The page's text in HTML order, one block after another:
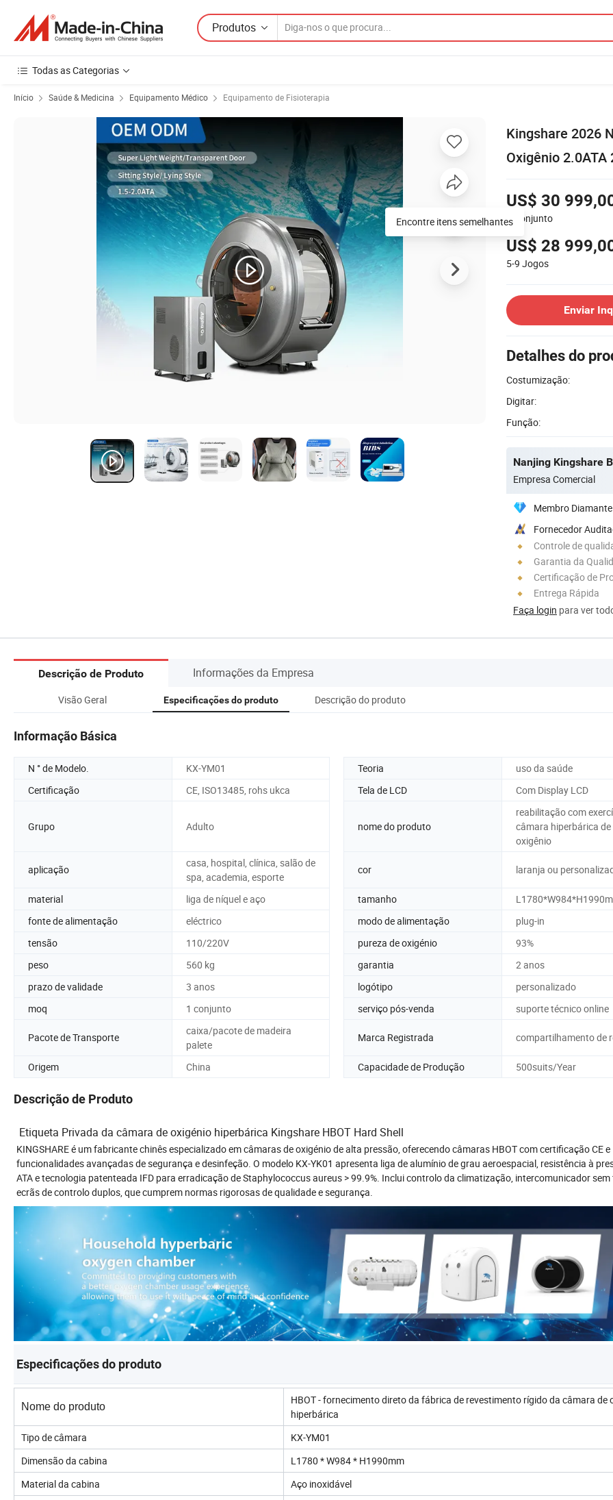
Produtos
Todas as Categorias
Início Saúde & Medicina Equipamento Médico Equipamento de Fisioterapia
Kingshare 2026
Oxigênio
US$ 30
1 Conjunto
US$ 28
5-9 Jogos
Enviar
Detalhes do
Costumização:
Digitar:
Função:
Nanjing Kingshare
Empresa Comercial
Membro Diamante
Fornecedor
Controle de
Garantia da
Certificação de
Entrega Rápida
Faça login para ver
Descrição de Produto Informações da Empresa
Visão Geral Especificações do produto Descrição do produto
Informação Básica
N ° de Modelo. KX-YM01 Teoria
uso da saúde
Certificação
CE, ISO13485, rohs ukca Tela de LCD Com Display LCD
Grupo Adulto nome do produto
reabilitação com
câmara hiperbárica de
oxigênio
aplicação
casa, hospital, clínica, salão de
spa, academia, esporte
cor laranja ou
material liga de níquel e aço tamanho
fonte de alimentação
eléctrico modo de alimentação
plug-in
tensão
110/220V pureza de oxigénio
93%
peso
560 kg garantia
2 anos
prazo de validade
3 anos logótipo
personalizado
moq
1 conjunto serviço pós-venda suporte técnico online
Pacote de Transporte
caixa/pacote de madeira
palete
Marca Registrada compartilhamento de
Origem China Capacidade de Produção 500suits/Year
Descrição de Produto
Etiqueta Privada da câmara de oxigénio hiperbárica Kingshare HBOT Hard Shell
KINGSHARE é um fabricante chinês especializado em câmaras de oxigénio de alta pressão, oferecendo câmaras HBOT com certificação CE e
funcionalidades avançadas de segurança e desinfeção. O modelo KX-YK01 apresenta liga de alumínio de grau aeroespacial, resistência à
ATA e tecnologia patenteada IFD para erradicação de Staphylococcus aureus > 99.9%. Inclui controlo da climatização, intercomunicador sem
ecrãs de controlo duplos, que cumprem normas rigorosas de qualidade e segurança.
Especificações do produto
Nome do produto
HBOT - fornecimento direto da fábrica de revestimento rígido da câmara de
hiperbárica
Tipo de câmara
KX-YM01
Dimensão da cabina
L1780 * W984 * H1990mm
Material da cabina
Aço inoxidável